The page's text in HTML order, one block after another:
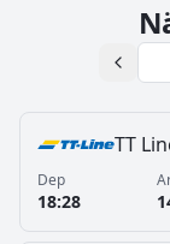
TT
Dep
18:28